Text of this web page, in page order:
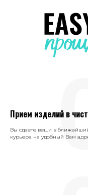
Прием изделий в
Вы сдаете вещи в
курьера на удобный Вам